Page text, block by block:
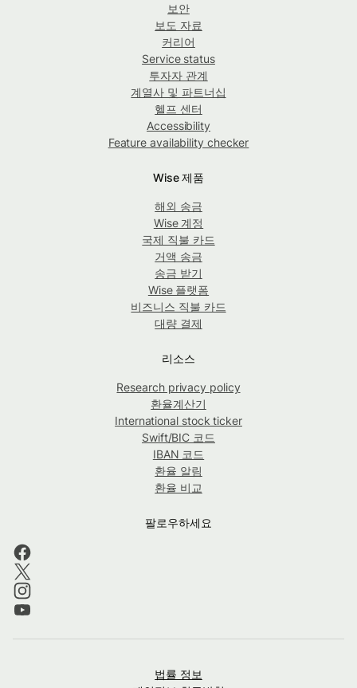
보안
보도 자료
커리어
Service status
투자자 관계
계열사 및 파트너십
헬프 센터
Accessibility
Feature availability checker
Wise 제품
해외 송금
Wise 계정
국제 직불 카드
거액 송금
송금 받기
Wise 플랫폼
비즈니스 직불 카드
대량 결제
리소스
Research privacy policy
환율계산기
International stock ticker
Swift/BIC 코드
IBAN 코드
환율 알림
환율 비교
팔로우하세요
법률 정보